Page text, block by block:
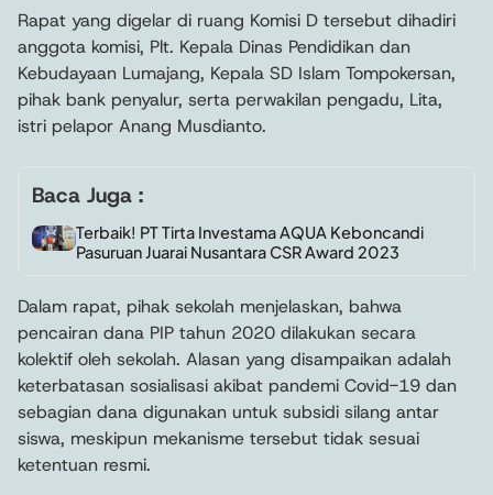
Rapat yang digelar di ruang Komisi D tersebut dihadiri
anggota komisi, Plt. Kepala Dinas Pendidikan dan
Kebudayaan Lumajang, Kepala SD Islam Tompokersan,
pihak bank penyalur, serta perwakilan pengadu, Lita,
istri pelapor Anang Musdianto.
Baca Juga :
Terbaik! PT Tirta Investama AQUA Keboncandi
Pasuruan Juarai Nusantara CSR Award 2023
Dalam rapat, pihak sekolah menjelaskan, bahwa
pencairan dana PIP tahun 2020 dilakukan secara
kolektif oleh sekolah. Alasan yang disampaikan adalah
keterbatasan sosialisasi akibat pandemi Covid-19 dan
sebagian dana digunakan untuk subsidi silang antar
siswa, meskipun mekanisme tersebut tidak sesuai
ketentuan resmi.